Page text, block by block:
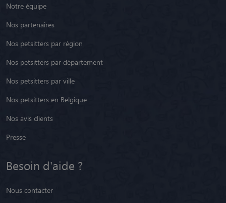
Notre équipe
Nos partenaires
Nos petsitters par région
Nos petsitters par département
Nos petsitters par ville
Nos petsitters en Belgique
Nos avis clients
Presse
Besoin d'aide ?
Nous contacter